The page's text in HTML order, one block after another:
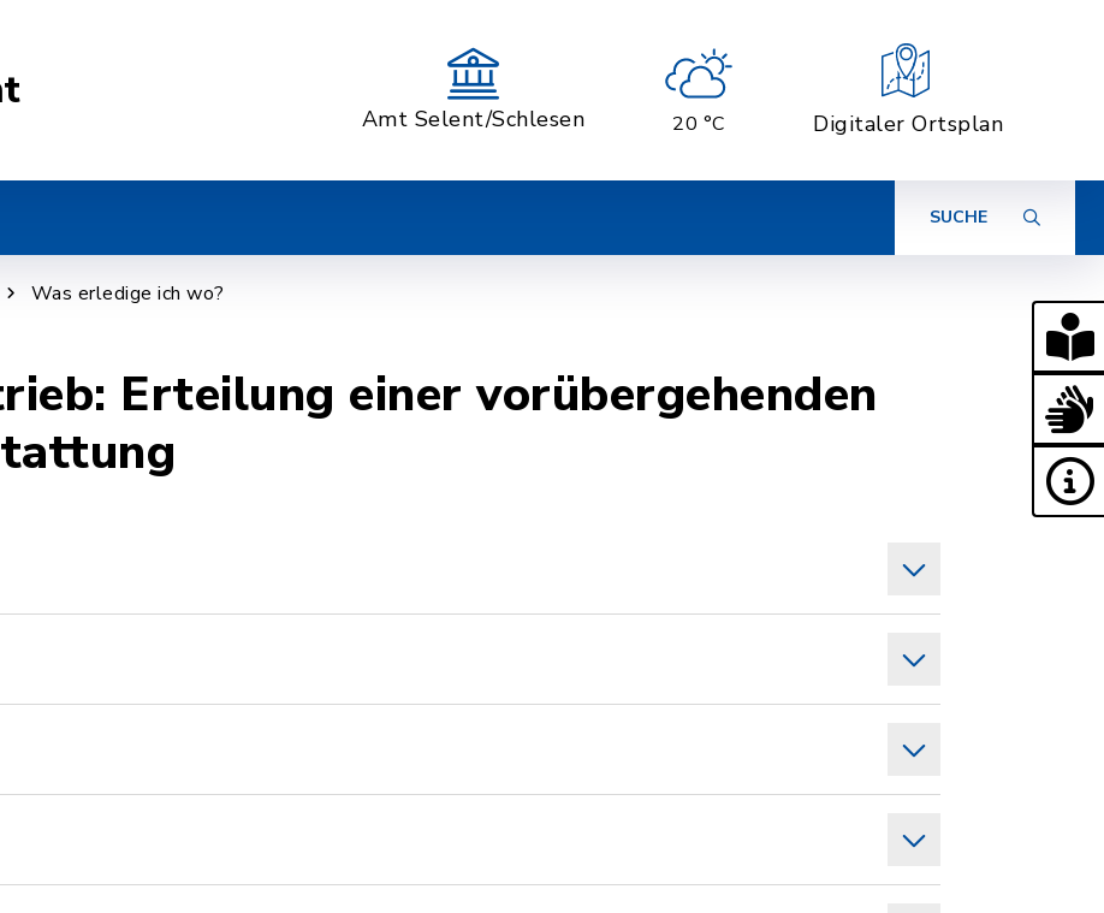
Amt Selent/Schlesen 20 °C Digitaler Ortsplan
SUCHE
Was erledige ich wo?
Erteilung einer vorübergehenden